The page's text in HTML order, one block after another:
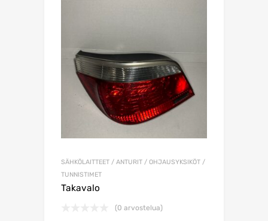
SÄHKÖLAITTEET / ANTURIT / OHJAUSYKSIKÖT /
TUNNISTIMET
Takavalo
(0 arvostelua)